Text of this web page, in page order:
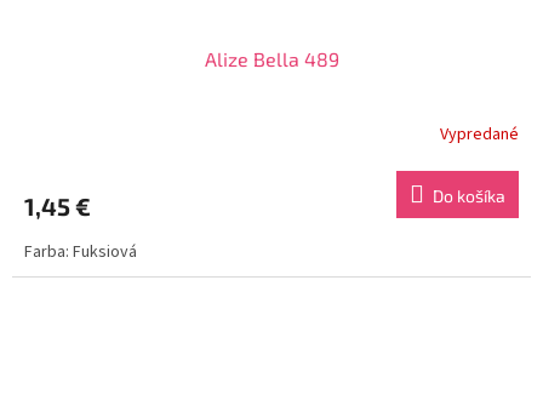
Alize Bella 489
Vypredané
1,45 € Do košíka
Farba: Fuksiová